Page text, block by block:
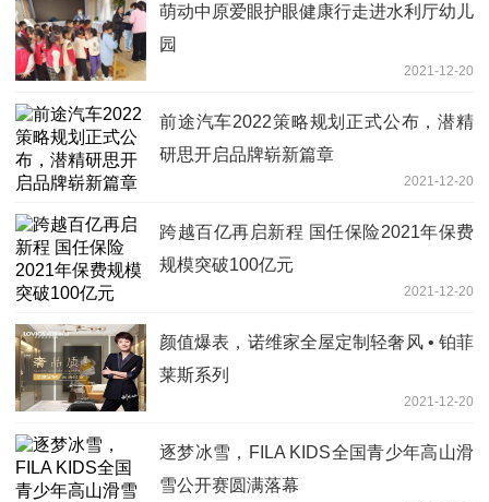
萌动中原爱眼护眼健康行走进水利厅幼儿
园
2021-12-20
前途汽车2022策略规划正式公布，潜精
研思开启品牌崭新篇章
2021-12-20
跨越百亿再启新程 国任保险2021年保费
规模突破100亿元
2021-12-20
颜值爆表，诺维家全屋定制轻奢风 • 铂菲
莱斯系列
2021-12-20
逐梦冰雪，FILA KIDS全国青少年高山滑
雪公开赛圆满落幕